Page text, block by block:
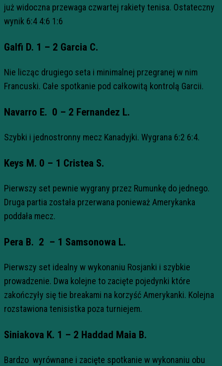
już widoczna przewaga czwartej rakiety tenisa. Ostateczny
wynik 6:4 4:6 1:6
Galfi D. 1 – 2 Garcia C.
Nie licząc drugiego seta i minimalnej przegranej w nim
Francuski. Całe spotkanie pod całkowitą kontrolą Garcii.
Navarro E. 0 – 2 Fernandez L.
Szybki i jednostronny mecz Kanadyjki. Wygrana 6:2 6:4.
Keys M. 0 – 1 Cristea S.
Pierwszy set pewnie wygrany przez Rumunkę do jednego.
Druga partia została przerwana ponieważ Amerykanka
poddała mecz.
Pera B. 2 – 1 Samsonowa L.
Pierwszy set idealny w wykonaniu Rosjanki i szybkie
prowadzenie. Dwa kolejne to zacięte pojedynki które
zakończyły się tie breakami na korzyść Amerykanki. Kolejna
rozstawiona tenisistka poza turniejem.
Siniakova K. 1 – 2 Haddad Maia B.
Bardzo wyrównane i zacięte spotkanie w wykonaniu obu